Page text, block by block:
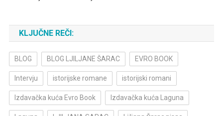
KLJUČNE REČI:
BLOG BLOG LJILJANE ŠARAC EVRO BOOK
Intervju istorijske romane istorijski romani
Izdavačka kuća Evro Book Izdavačka kuća Laguna